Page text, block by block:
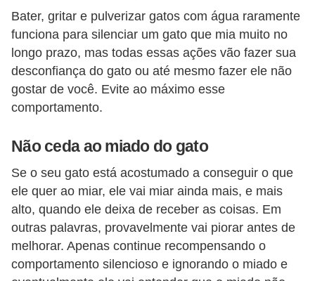
Bater, gritar e pulverizar gatos com água raramente
funciona para silenciar um gato que mia muito no
longo prazo, mas todas essas ações vão fazer sua
desconfiança do gato ou até mesmo fazer ele não
gostar de você. Evite ao máximo esse
comportamento.
Não ceda ao miado do gato
Se o seu gato está acostumado a conseguir o que
ele quer ao miar, ele vai miar ainda mais, e mais
alto, quando ele deixa de receber as coisas. Em
outras palavras, provavelmente vai piorar antes de
melhorar. Apenas continue recompensando o
comportamento silencioso e ignorando o miado e
s
d
e
e
s
t
m
a
ç
ã
o
R